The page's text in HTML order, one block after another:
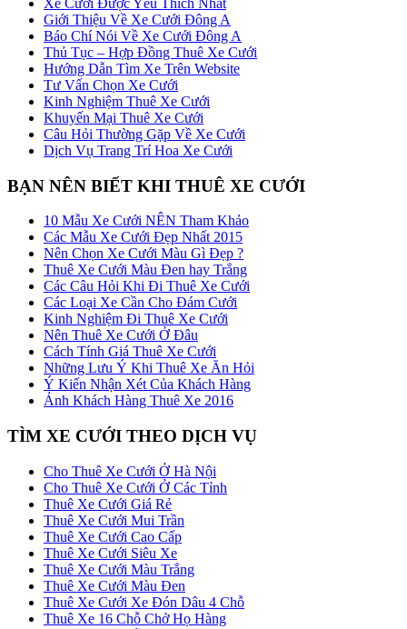
Xe Cưới Được Yêu Thích Nhất
Giới Thiệu Về Xe Cưới Đông A
Báo Chí Nói Về Xe Cưới Đông A
Thủ Tục – Hợp Đồng Thuê Xe Cưới
Hướng Dẫn Tìm Xe Trên Website
Tư Vấn Chọn Xe Cưới
Kinh Nghiệm Thuê Xe Cưới
Khuyến Mại Thuê Xe Cưới
Câu Hỏi Thường Gặp Về Xe Cưới
Dịch Vụ Trang Trí Hoa Xe Cưới
BẠN NÊN BIẾT KHI THUÊ XE CƯỚI
10 Mẫu Xe Cưới NÊN Tham Khảo
Các Mẫu Xe Cưới Đẹp Nhất 2015
Nên Chọn Xe Cưới Màu Gì Đẹp ?
Thuê Xe Cưới Màu Đen hay Trắng
Các Câu Hỏi Khi Đi Thuê Xe Cưới
Các Loại Xe Cần Cho Đám Cưới
Kinh Nghiệm Đi Thuê Xe Cưới
Nên Thuê Xe Cưới Ở Đâu
Cách Tính Giá Thuê Xe Cưới
Những Lưu Ý Khi Thuê Xe Ăn Hỏi
Ý Kiến Nhận Xét Của Khách Hàng
Ảnh Khách Hàng Thuê Xe 2016
TÌM XE CƯỚI THEO DỊCH VỤ
Cho Thuê Xe Cưới Ở Hà Nội
Cho Thuê Xe Cưới Ở Các Tỉnh
Thuê Xe Cưới Giá Rẻ
Thuê Xe Cưới Mui Trần
Thuê Xe Cưới Cao Cấp
Thuê Xe Cưới Siêu Xe
Thuê Xe Cưới Màu Trắng
Thuê Xe Cưới Màu Đen
Thuê Xe Cưới Xe Đón Dâu 4 Chỗ
Thuê Xe 16 Chỗ Chở Họ Hàng